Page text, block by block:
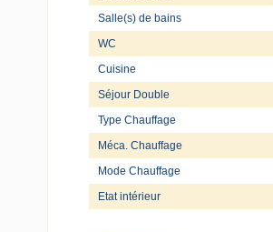
Salle(s) de bains
WC
Cuisine
Séjour Double
Type Chauffage
Méca. Chauffage
Mode Chauffage
Etat intérieur